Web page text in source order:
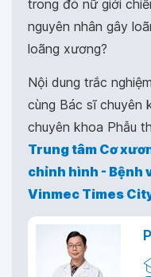
trong đó nữ giới
nguyên nhân gây
loãng xương?
Nội dung trắc
cùng Bác sĩ chuyên
chuyên khoa Phẫu
Trung tâm Cơ
chỉnh hình - Bệnh
Vinmec Times